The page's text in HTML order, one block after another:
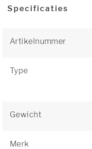
Specificaties
Artikelnummer
Type
Gewicht
Merk